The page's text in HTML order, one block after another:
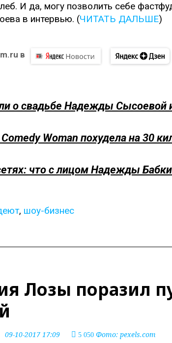
И да, могу позволить себе
в интервью. (ЧИТАТЬ ДАЛЬШЕ)
в
о свадьбе Надежды Сысоевой
Woman похудела на 30
что с лицом Надежды
, шоу-бизнес
Лозы поразил
09-10-2017 17:09 5 050 Фото: pexels.com